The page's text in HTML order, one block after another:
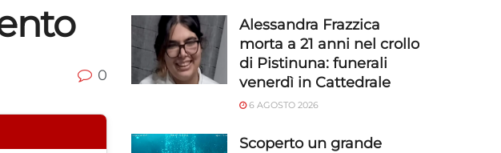
0
Alessandra Frazzica
morta a 21 anni nel crollo
di Pistinuna: funerali
venerdì in Cattedrale
6 AGOSTO 2026
Scoperto un grande